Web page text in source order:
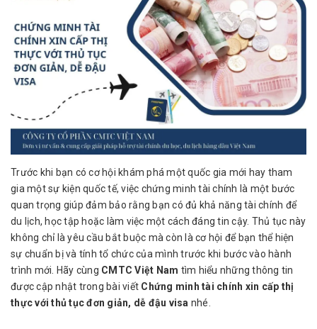
Trước khi bạn có cơ hội khám phá một quốc gia mới hay tham
gia một sự kiện quốc tế, việc chứng minh tài chính là một bước
quan trọng giúp đảm bảo rằng bạn có đủ khả năng tài chính để
du lịch, học tập hoặc làm việc một cách đáng tin cậy. Thủ tục này
không chỉ là yêu cầu bắt buộc mà còn là cơ hội để bạn thể hiện
sự chuẩn bị và tính tổ chức của mình trước khi bước vào hành
trình mới. Hãy cùng CMTC Việt Nam tìm hiểu những thông tin
được cập nhật trong bài viết Chứng minh tài chính xin cấp thị
thực với thủ tục đơn giản, dễ đậu visa nhé.